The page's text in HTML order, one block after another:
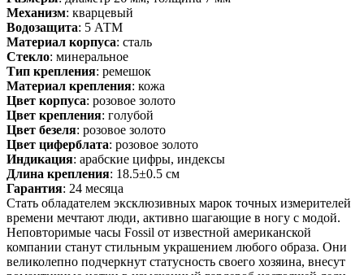
Механизм: кварцевый
Водозащита: 5 АТМ
Материал корпуса: сталь
Стекло: минеральное
Тип крепления: ремешок
Материал крепления: кожа
Цвет корпуса: розовое золото
Цвет крепления: голубой
Цвет безеля: розовое золото
Цвет циферблата: розовое золото
Индикация: арабские цифры, индексы
Длина крепления: 18.5±0.5 см
Гарантия: 24 месяца
Стать обладателем эксклюзивных марок точных измерителей
времени мечтают люди, активно шагающие в ногу с модой.
Неповторимые часы Fossil от известной американской
компании станут стильным украшением любого образа. Они
великолепно подчеркнут статусность своего хозяина, внесут